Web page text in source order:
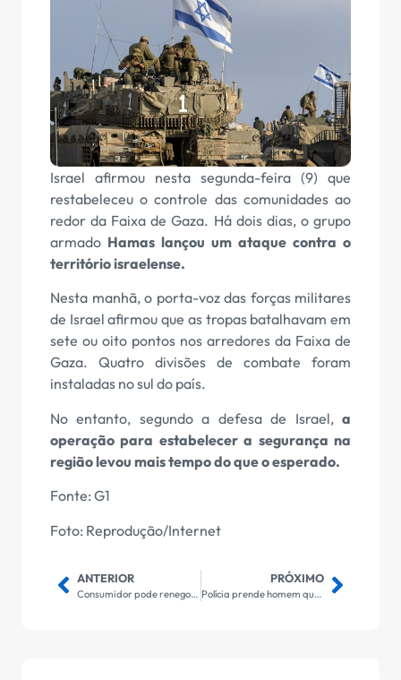
Israel afirmou nesta segunda-feira (9) que
restabeleceu o controle das comunidades ao
redor da Faixa de Gaza. Há dois dias, o grupo
armado Hamas lançou um ataque contra o
território israelense.
Nesta manhã, o porta-voz das forças militares
de Israel afirmou que as tropas batalhavam em
sete ou oito pontos nos arredores da Faixa de
Gaza. Quatro divisões de combate foram
instaladas no sul do país.
No entanto, segundo a defesa de Israel,a
operação para estabelecer a segurança na
região levou mais tempo do que o esperado.
Fonte: G1
Foto: Reprodução/Internet
ANTERIOR
Consumidor pode renegociar dívidas na terceira fase do Desenrola
PRÓXIMO
Polícia prende homem que matou rival a golpes de canivete